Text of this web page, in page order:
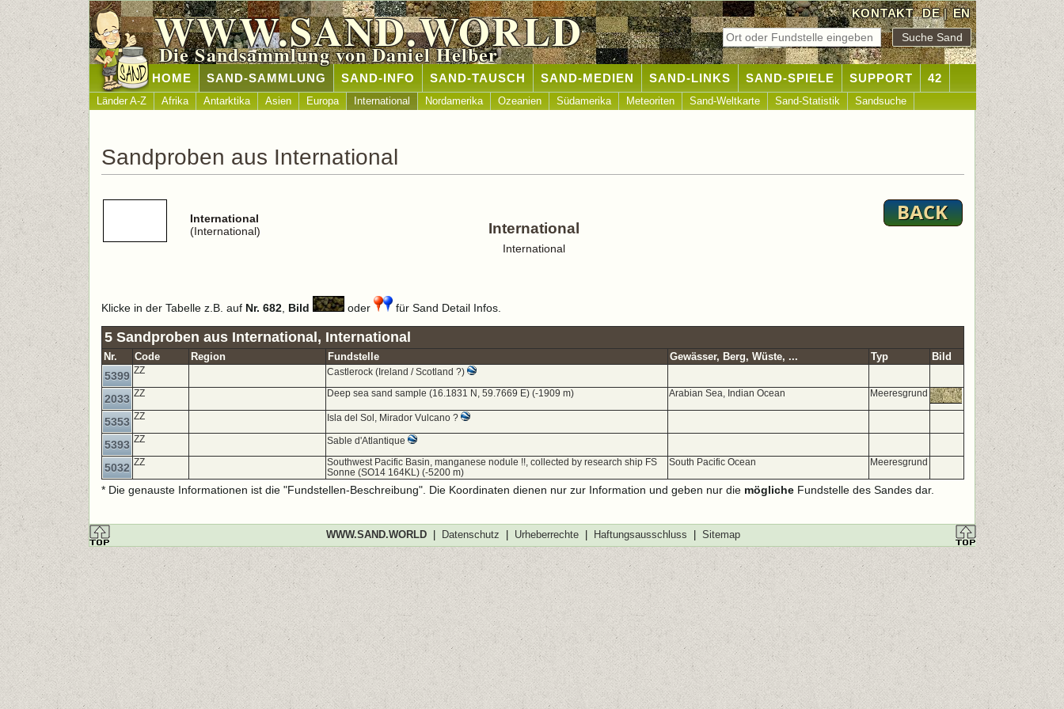
KONTAKT DE|EN
WWW.SAND.WORLD
Die Sandsammlung von Daniel Helber
HOME SAND-SAMMLUNG SAND-INFO SAND-TAUSCH SAND-MEDIEN SAND-LINKS SAND-SPIELE SUPPORT 42
Länder A-Z Afrika Antarktika Asien Europa International Nordamerika Ozeanien Südamerika Meteoriten Sand-Weltkarte Sand-Statistik Sandsuche
Sandproben aus International
International
(International)
International
International
Klicke in der Tabelle z.B. auf Nr. 682 Bild oder für Sand Detail Infos.
5 Sandproben aus International, International
Nr. Code Region Fundstelle Gewässer, Berg, Wüste, ... Typ Bild
5399 ZZ Castlerock (Ireland / Scotland ?)
2033 ZZ Deep sea sand sample (16.1831 N, 59.7669 E) (-1909 m) Arabian Sea, Indian Ocean Meeresgrund
5353 ZZ Isla del Sol, Mirador Vulcano ?
5393 ZZ Sable d'Atlantique
5032 ZZ
Southwest Pacific Basin, manganese nodule !!, collected by research ship FS
Sonne (SO14 164KL) (-5200 m)
South Pacific Ocean Meeresgrund
* Die genauste Informationen ist die "Fundstellen-Beschreibung". Die Koordinaten dienen nur zur Information und geben nur die mögliche Fundstelle des Sandes dar.
WWW.SAND.WORLD| Datenschutz Urheberrechte| Haftungsausschluss Sitemap